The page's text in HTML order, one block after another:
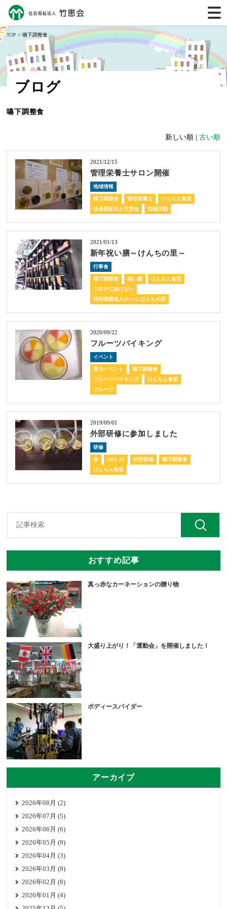
TOP > 嚥下調整食
ブログ
嚥下調整食
新しい順 | 古い順
2021/12/15
管理栄養士サロン開催
地域情報
嚥下調整食 管理栄養士
けんちん食堂
社会福祉法人竹恵会
地域活動
2021/01/13
新年祝い膳～けんちの里～
行事食
嚥下調整食 祝い膳
けんちん食堂
コロナに負けない
特別養護老人ホーム けんちの里
2020/09/22
フルーツバイキング
イベント
夏のイベント
嚥下調整食
フルーツバイキング
けんちん食堂
フルーツ
2019/09/01
外部研修に参加しました
研修
食 OFF-JT 外部研修
嚥下調整食
けんちん食堂
おすすめ記事
真っ赤なカーネーションの贈り物
大盛り上がり！「運動会」を開催しました！
ボディースパイダー
アーカイブ
2026年08月 (2)
2026年07月 (5)
2026年06月 (6)
2026年05月 (9)
2026年04月 (3)
2026年03月 (9)
2026年02月 (8)
2026年01月 (4)